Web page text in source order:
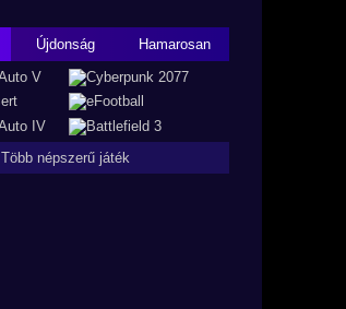
Újdonság Hamarosan
Több népszerű játék